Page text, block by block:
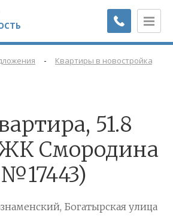
- Квартиры в новостройках
51.8
Смородина
Богатырская улица